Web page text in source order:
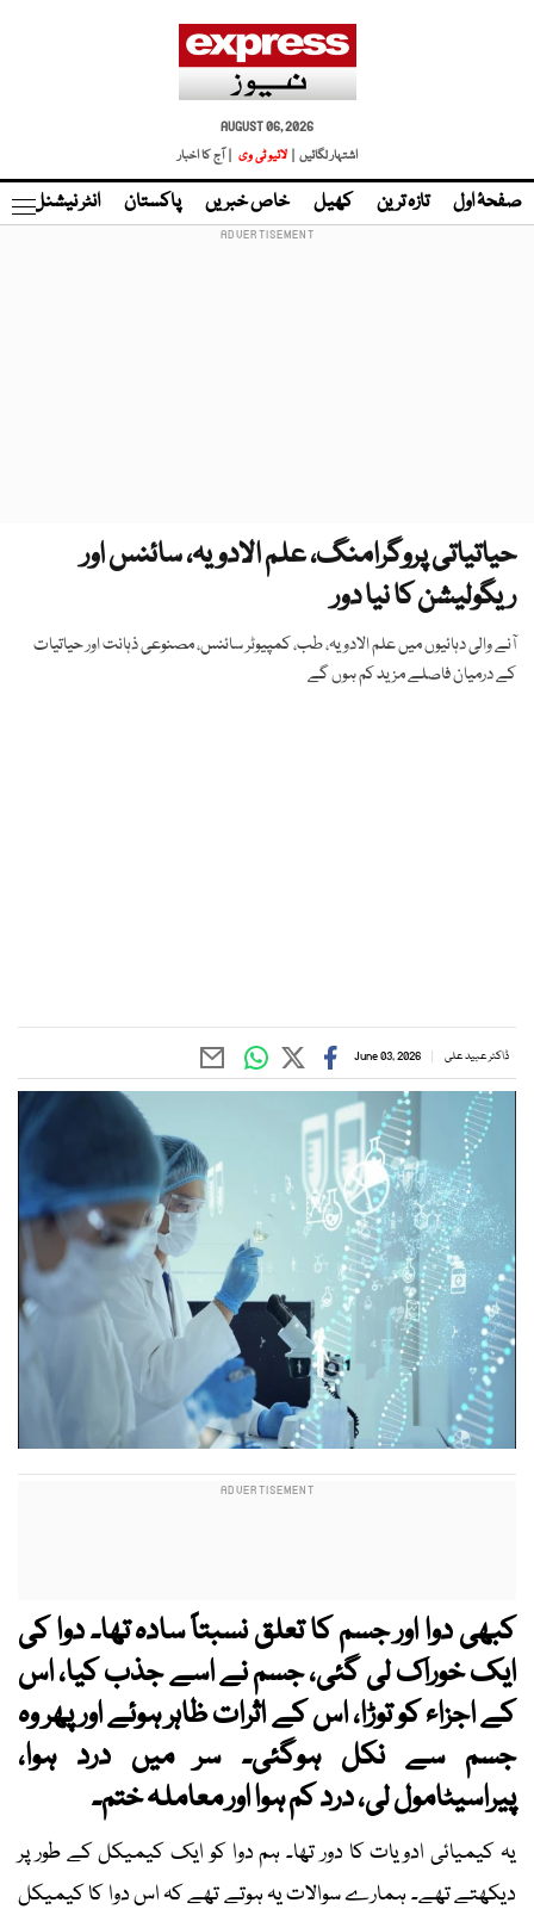
AUGUST 06, 2026
اشتہار لگائیں |
لائیو ٹی وی | آج کا اخبار
صفحۂ اول تازہ ترین کھیل خاص خبریں پاکستان انٹر نیشنل
حیاتیاتی پروگرامنگ، علم الادویہ، سائنس اور
ریگولیشن کا نیا دور
آنے والی دہائیوں میں علم الادویہ، طب، کمپیوٹر سائنس، مصنوعی ذہانت اور حیاتیات
کے درمیان فاصلے مزید کم ہوں گے
ڈاکٹر عبید علی June 03, 2026
کبھی دوا اور جسم کا تعلق نسبتاً سادہ تھا۔ دوا کی
ایک خوراک لی گئی، جسم نے اسے جذب کیا، اس
کے اجزاء کو توڑا، اس کے اثرات ظاہر ہوئے اور پھر وہ
جسم سے نکل ہوگئی۔ سر میں درد ہوا،
پیراسیٹامول لی، درد کم ہوا اور معاملہ ختم۔
یہ کیمیائی ادویات کا دور تھا۔ ہم دوا کو ایک کیمیکل کے طور پر
دیکھتے تھے۔ ہمارے سوالات یہ ہوتے تھے کہ اس دوا کا کیمیکل